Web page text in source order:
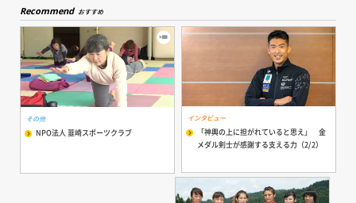
Recommend おすすめ
その他
NPO法人 韮崎スポーツクラブ
インタビュー
「神輿の上に担がれていると思え」 金
メダル剣士が感謝する支える力（2/2）